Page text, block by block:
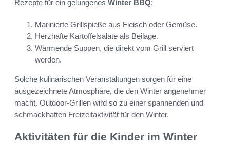
Rezepte für ein gelungenes Winter BBQ:
Marinierte Grillspieße aus Fleisch oder Gemüse.
Herzhafte Kartoffelsalate als Beilage.
Wärmende Suppen, die direkt vom Grill serviert
werden.
Solche kulinarischen Veranstaltungen sorgen für eine
ausgezeichnete Atmosphäre, die den Winter angenehmer
macht. Outdoor-Grillen wird so zu einer spannenden und
schmackhaften Freizeitaktivität für den Winter.
Aktivitäten für die Kinder im Winter